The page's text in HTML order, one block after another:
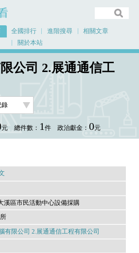
全國排行 進階搜尋
相關文章
關於本站
公司 2.展通通信工
元 總件數： 1件 政治獻金： 0元
溪區市民活動中心設備採購
有限公司 2.展通通信工程有限公司